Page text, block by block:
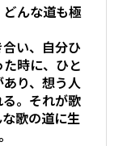
んな道も極
い、自分ひ
時に、ひと
り、想う人
。それが歌
歌の道に生